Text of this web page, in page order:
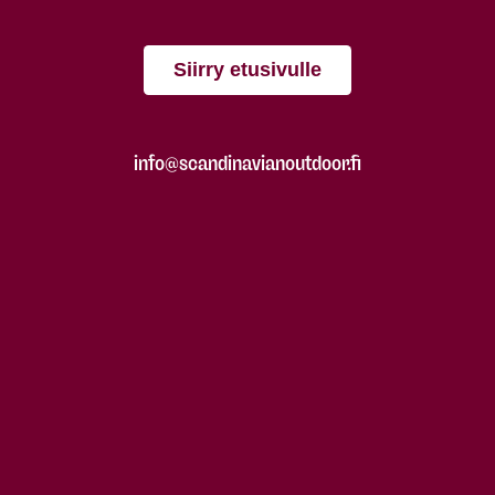
Siirry etusivulle
info@scandinavianoutdoor.fi